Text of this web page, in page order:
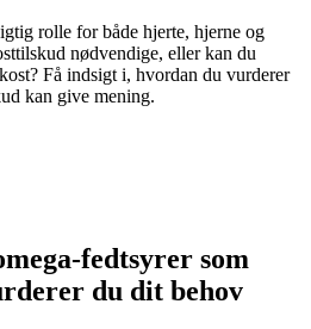
rolle for både hjerte, hjerne og
nødvendige, eller kan du
Få indsigt i, hvordan du vurderer
kan give mening.
fedtsyrer som
du dit behov